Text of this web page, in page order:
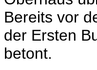
Bereits vor
der Ersten
betont.